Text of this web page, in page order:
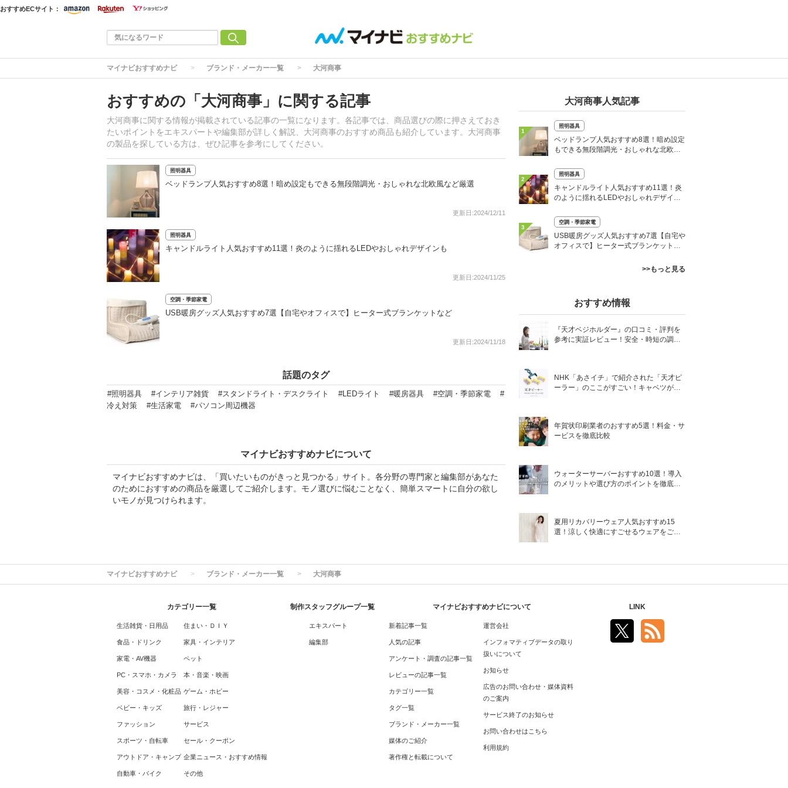
おすすめECサイト：
マイナビおすすめナビ ブランド・メーカー一覧 大河商事
おすすめの「大河商事」に関する記事
大河商事に関する情報が掲載されている記事の一覧になります。各記事では、商品選びの際に押さえておき
たいポイントをエキスパートや編集部が詳しく解説、大河商事のおすすめ商品も紹介しています。大河商事
の製品を探している方は、ぜひ記事を参考にしてください。
照明器具
ベッドランプ人気おすすめ8選！暗め設定もできる無段階調光・おしゃれな北欧風など厳選
更新日:2024/12/11
照明器具
キャンドルライト人気おすすめ11選！炎のように揺れるLEDやおしゃれデザインも
更新日:2024/11/25
空調・季節家電
USB暖房グッズ人気おすすめ7選【自宅やオフィスで】ヒーター式ブランケットなど
更新日:2024/11/18
話題のタグ
#照明器具 #インテリア雑貨 #スタンドライト・デスクライト #LEDライト #暖房器具 #空調・季節家電
#
冷え対策
#生活家電 #パソコン周辺機器
マイナビおすすめナビについて
マイナビおすすめナビは、「買いたいものがきっと見つかる」サイト。各分野の専門家と編集部があなた
のためにおすすめの商品を厳選してご紹介します。モノ選びに悩むことなく、簡単スマートに自分の欲し
いモノが見つけられます。
大河商事人気記事
1
照明器具
ベッドランプ人気おすすめ8選！暗め設定
もできる無段階調光・おしゃれな北欧風
2
照明器具
キャンドルライト人気おすすめ11選！炎
のように揺れるLEDやおしゃれデザイン
3
空調・季節家電
USB暖房グッズ人気おすすめ7選【自宅や
オフィスで】ヒーター式ブランケットな
>>もっと見る
おすすめ情報
『天才ベジホルダー』の口コミ・評判を
参考に実証レビュー！安全・時短の調理
NHK「あさイチ」で紹介された「天才ピ
ーラー」のここがすごい！キャベツがほ
年賀状印刷業者のおすすめ5選！料金・サ
ービスを徹底比較
ウォーターサーバーおすすめ10選！導入
のメリットや選び方のポイントを徹底解
夏用リカバリーウェア人気おすすめ15
選！涼しく快適にすごせるウェアをご紹
マイナビおすすめナビ ブランド・メーカー一覧 大河商事
カテゴリー一覧
生活雑貨・日用品
食品・ドリンク
家電・AV機器
PC・スマホ・カメラ
美容・コスメ・化粧品
ベビー・キッズ
ファッション
スポーツ・自転車
アウトドア・キャンプ
自動車・バイク
住まい・ＤＩＹ
家具・インテリア
ペット
本・音楽・映画
ゲーム・ホビー
旅行・レジャー
サービス
セール・クーポン
企業ニュース・おすすめ情報
その他
制作スタッフグループ一覧
エキスパート
編集部
マイナビおすすめナビについて
新着記事一覧
人気の記事
アンケート・調査の記事一覧
レビューの記事一覧
カテゴリー一覧
タグ一覧
ブランド・メーカー一覧
媒体のご紹介
著作権と転載について
運営会社
インフォマティブデータの取り
扱いについて
お知らせ
広告のお問い合わせ・媒体資料
のご案内
サービス終了のお知らせ
お問い合わせはこちら
利用規約
LINK